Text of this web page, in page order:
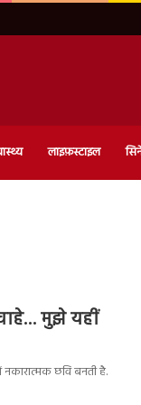
लाइफ़स्टाइल
मुझे यहीं
छवि बनती है.